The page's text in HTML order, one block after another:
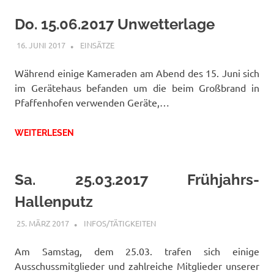
Do. 15.06.2017 Unwetterlage
16. JUNI 2017 FFWRIETZ
EINSÄTZE
Während einige Kameraden am Abend des 15. Juni sich
im Gerätehaus befanden um die beim Großbrand in
Pfaffenhofen verwenden Geräte,…
WEITERLESEN
Sa. 25.03.2017 Frühjahrs-
Hallenputz
25. MÄRZ 2017 FFWRIETZ
INFOS/TÄTIGKEITEN
Am Samstag, dem 25.03. trafen sich einige
Ausschussmitglieder und zahlreiche Mitglieder unserer